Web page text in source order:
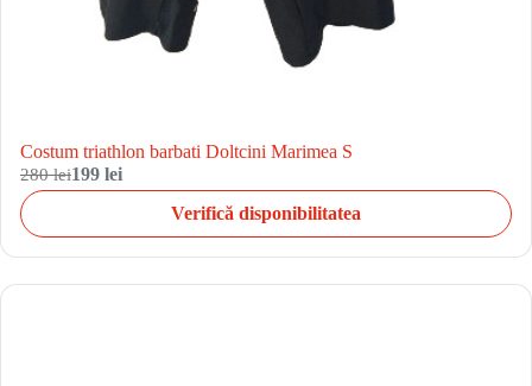
Costum triathlon barbati Doltcini Marimea S
280 lei199 lei
Verifică disponibilitatea